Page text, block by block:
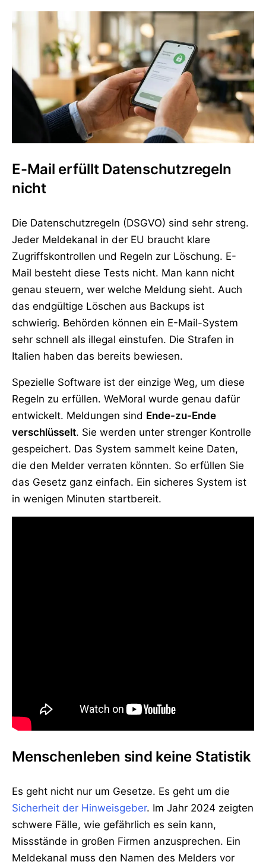
E-Mail erfüllt Datenschutzregeln
nicht
Die Datenschutzregeln (DSGVO) sind sehr streng.
Jeder Meldekanal in der EU braucht klare
Zugriffskontrollen und Regeln zur Löschung. E-
Mail besteht diese Tests nicht. Man kann nicht
genau steuern, wer welche Meldung sieht. Auch
das endgültige Löschen aus Backups ist
schwierig. Behörden können ein E-Mail-System
sehr schnell als illegal einstufen. Die Strafen in
Italien haben das bereits bewiesen.
Spezielle Software ist der einzige Weg, um diese
Regeln zu erfüllen. WeMoral wurde genau dafür
entwickelt. Meldungen sind Ende-zu-Ende
verschlüsselt. Sie werden unter strenger Kontrolle
gespeichert. Das System sammelt keine Daten,
die den Melder verraten könnten. So erfüllen Sie
das Gesetz ganz einfach. Ein sicheres System ist
in wenigen Minuten startbereit.
Menschenleben sind keine Statistik
Es geht nicht nur um Gesetze. Es geht um die
Sicherheit der Hinweisgeber. Im Jahr 2024 zeigten
schwere Fälle, wie gefährlich es sein kann,
Missstände in großen Firmen anzusprechen. Ein
Meldekanal muss den Namen des Melders vor